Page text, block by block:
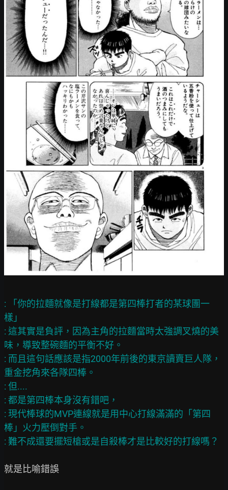
: 「你的拉麵就像是打線都是第四棒打者的某球團一
樣」
: 這其實是負評，因為主角的拉麵當時太強調叉燒的美
味，導致整碗麵的平衡不好。
: 而且這句話應該是指2000年前後的東京讀賣巨人隊，
重金挖角來各隊四棒。
: 但....
: 都是第四棒本身沒有錯吧，
: 現代棒球的MVP連線就是用中心打線滿滿的「第四
棒」火力壓倒對手。
就是比喻錯誤